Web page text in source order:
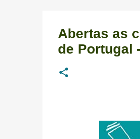
Abertas as
de Portugal